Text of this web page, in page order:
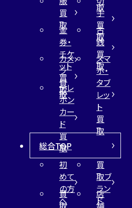
取
買
取
手
買
取
金
券・
チケ
ット
買
取
古
銭
買
取
カメ
ラ
買
取
スマ
ホ・
タブ
レッ
ト
買
取
テレ
ホン
カー
ド
買
取
総合TOP
初
めて
の方
へ
買
取ブ
ラン
ド
買
取
店
舗